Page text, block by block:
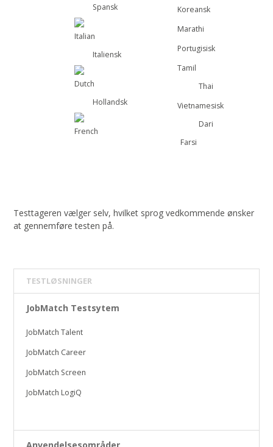
Spansk
Italiensk
Hollandsk
Koreansk
Marathi
Portugisisk
Tamil
Thai
Vietnamesisk
Dari
Farsi
Testtageren vælger selv, hvilket sprog vedkommende ønsker
at gennemføre testen på.
TESTLØSNINGER
JobMatch Testsytem
JobMatch Talent
JobMatch Career
JobMatch Screen
JobMatch LogiQ